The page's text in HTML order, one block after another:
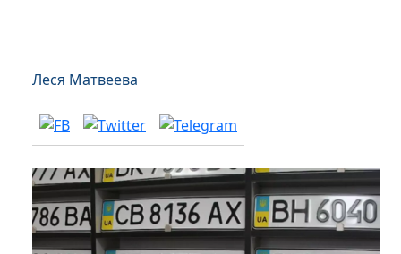
Леся Матвеева